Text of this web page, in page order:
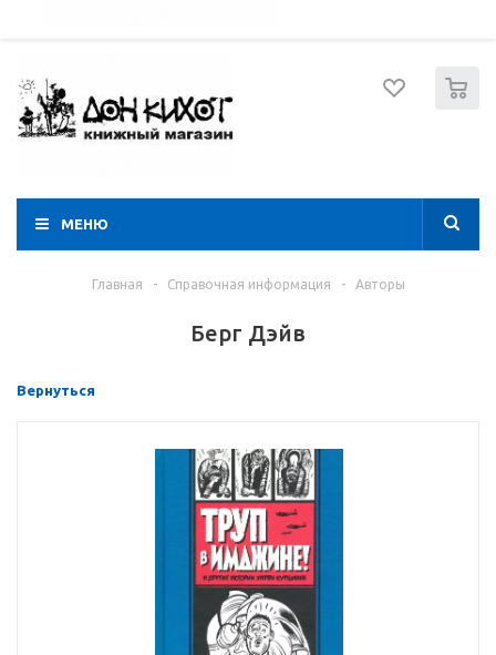
МЕНЮ
Главная - Справочная информация - Авторы
Берг Дэйв
Вернуться